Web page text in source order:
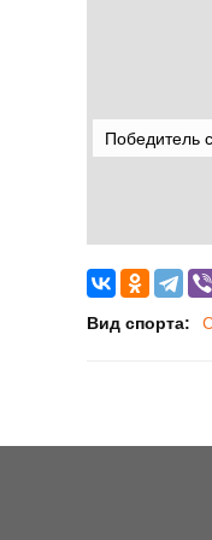
Победитель
Вид спорта: